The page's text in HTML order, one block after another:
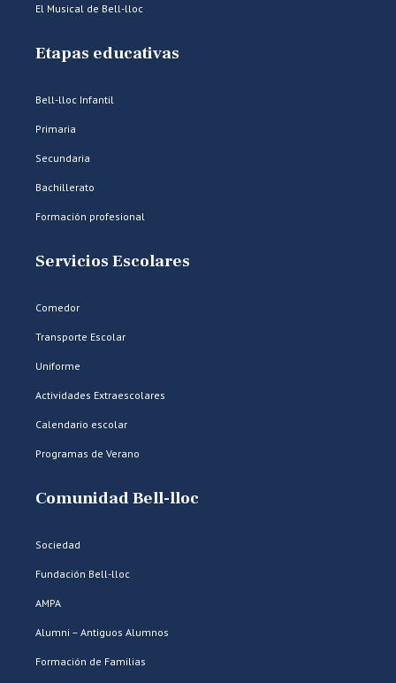
El Musical de Bell-lloc
Etapas educativas
Bell-lloc Infantil
Primaria
Secundaria
Bachillerato
Formación profesional
Servicios Escolares
Comedor
Transporte Escolar
Uniforme
Actividades Extraescolares
Calendario escolar
Programas de Verano
Comunidad Bell-lloc
Sociedad
Fundación Bell-lloc
AMPA
Alumni – Antiguos Alumnos
Formación de Familias